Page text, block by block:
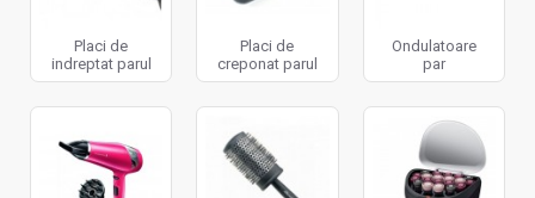
Placi de
indreptat parul
Placi de
creponat parul
Ondulatoare
par